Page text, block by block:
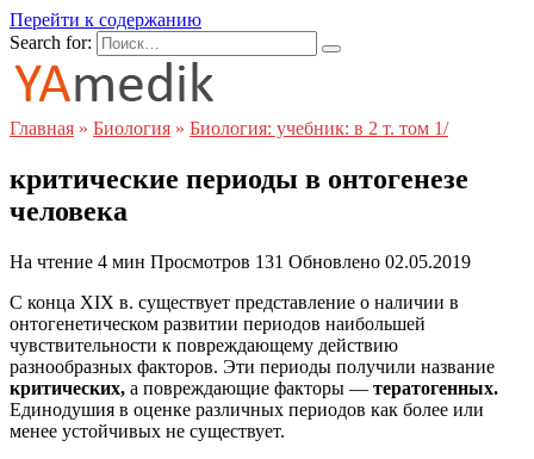
Перейти к содержанию
Search for:
Главная » Биология » Биология: учебник: в 2 т. том 1/
критические периоды в онтогенезе
человека
На чтение 4 мин Просмотров 131 Обновлено 02.05.2019
С конца XIX в. существует представление о наличии в
онтогенетическом развитии периодов наибольшей
чувствительности к повреждающему действию
разнообразных факторов. Эти периоды получили название
критических, а повреждающие факторы — тератогенных.
Единодушия в оценке различных периодов как более или
менее устойчивых не существует.